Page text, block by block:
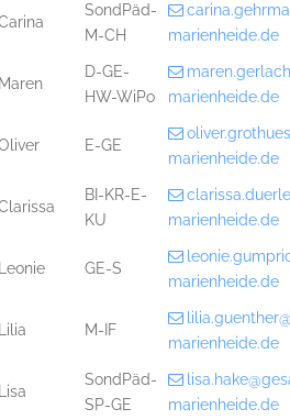
SondPäd-
M-CH
marienheide.de
Maren
D-GE-
HW-WiPo
marienheide.de
E-GE
marienheide.de
BI-KR-E-
KU
marienheide.de
Leonie GE-S
marienheide.de
Lilia M-IF
marienheide.de
Lisa
SondPäd-
SP-GE
marienheide.de